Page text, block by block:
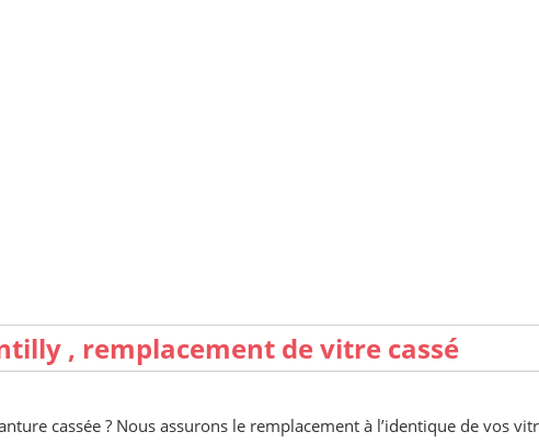
, remplacement de vitre cassé
cassée ? Nous assurons le remplacement à l’identique de vos